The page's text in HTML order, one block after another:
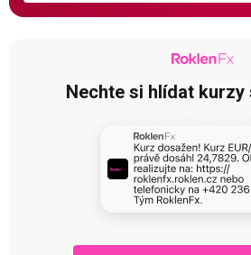
Nechte si hlídat kurzy